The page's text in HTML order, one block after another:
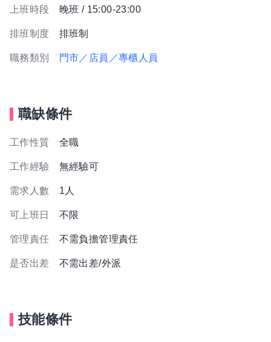
上班時段 晚班 / 15:00-23:00
排班制度 排班制
職務類別 門市／店員／專櫃人員
職缺條件
工作性質 全職
工作經驗 無經驗可
需求人數 1人
可上班日 不限
管理責任 不需負擔管理責任
是否出差 不需出差/外派
技能條件